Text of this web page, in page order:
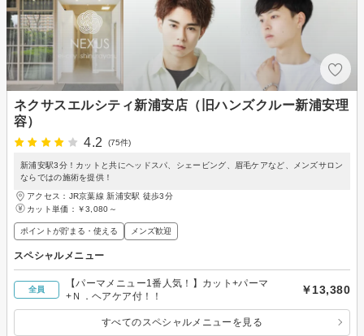
ネクサスエルシティ新浦安店（旧ハンズクルー新浦安理
容）
4.2
(75件)
新浦安駅3分！カットと共にヘッドスパ、シェービング、眉毛ケアなど、メンズサロン
ならではの施術を提供！
アクセス：JR京葉線 新浦安駅 徒歩3分
カット単価： ￥3,080～
ポイントが貯まる・使える メンズ歓迎
スペシャルメニュー
全員
【パーマメニュー1番人気！】カット+パーマ
+Ｎ．ヘアケア付！！
￥13,380
すべてのスペシャルメニューを見る